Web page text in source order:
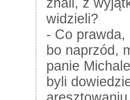
znali, z
widzieli?
- Co prawda,
bo naprzód,
panie
byli